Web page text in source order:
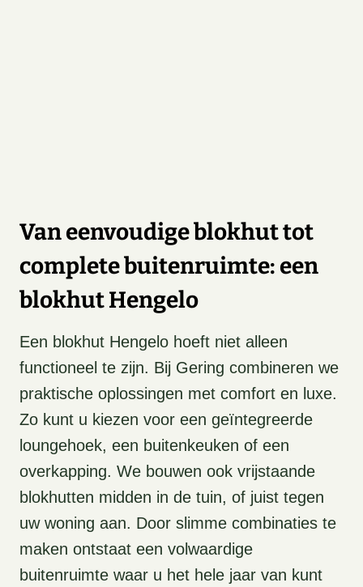
Van eenvoudige blokhut tot
complete buitenruimte: een
blokhut Hengelo
Een blokhut Hengelo hoeft niet alleen
functioneel te zijn. Bij Gering combineren we
praktische oplossingen met comfort en luxe.
Zo kunt u kiezen voor een geïntegreerde
loungehoek, een buitenkeuken of een
overkapping. We bouwen ook vrijstaande
blokhutten midden in de tuin, of juist tegen
uw woning aan. Door slimme combinaties te
maken ontstaat een volwaardige
buitenruimte waar u het hele jaar van kunt